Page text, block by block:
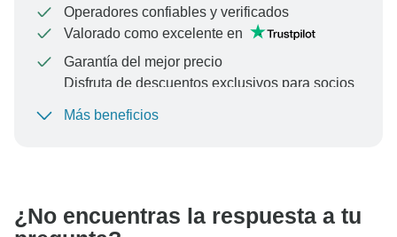
Operadores confiables y verificados
Valorado como excelente en
Garantía del mejor precio
Disfruta de descuentos exclusivos para socios
Más beneficios
¿No encuentras la respuesta a tu